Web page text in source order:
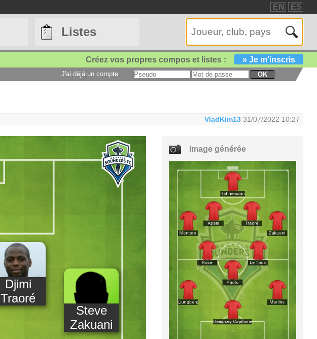
EN ES
Listes
Créez vos propres compos et listes : » Je m'inscris
J'ai déjà un compte : OK
VladKim13 31/07/2022 10:27
Djimi
Traoré
Steve
Zakuani
Image générée